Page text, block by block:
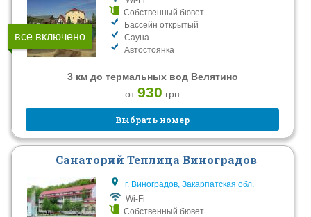
все включено
Собственный бювет
Бассейн открытый
Сауна
Автостоянка
3 км до термальных вод Велятино
от930 грн
Выбрать номер
Санаторий Теплица Виноградов
г. Виноградов, Закарпатская обл.
Wi-Fi
Собственный бювет